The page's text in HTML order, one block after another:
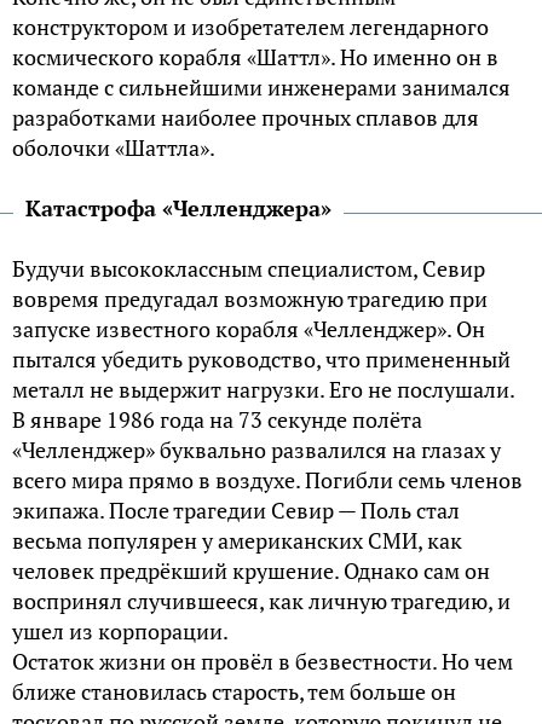
конструктором и изобретателем легендарного
космического корабля «Шаттл». Но именно он в
команде с сильнейшими инженерами занимался
разработками наиболее прочных сплавов для
оболочки «Шаттла».
Катастрофа «Челленджера»
Будучи высококлассным специалистом, Севир
вовремя предугадал возможную трагедию при
запуске известного корабля «Челленджер». Он
пытался убедить руководство, что примененный
металл не выдержит нагрузки. Его не послушали.
В январе 1986 года на 73 секунде полёта
«Челленджер» буквально развалился на глазах у
всего мира прямо в воздухе. Погибли семь членов
экипажа. После трагедии Севир — Поль стал
весьма популярен у американских СМИ, как
человек предрёкший крушение. Однако сам он
воспринял случившееся, как личную трагедию, и
ушел из корпорации.
Остаток жизни он провёл в безвестности. Но чем
ближе становилась старость, тем больше он